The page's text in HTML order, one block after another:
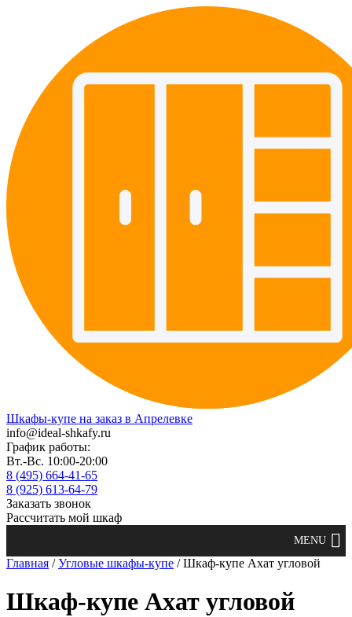
Шкафы-купе на заказ в Апрелевке
info@ideal-shkafy.ru
График работы:
Вт.-Вс. 10:00-20:00
8 (495) 664-41-65
8 (925) 613-64-79
Заказать звонок
Рассчитать мой шкаф
Главная /Угловые шкафы-купе / Шкаф-купе Ахат угловой
Шкаф-купе Ахат угловой